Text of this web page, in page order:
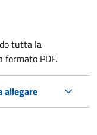
tutta la
PDF.
allegare